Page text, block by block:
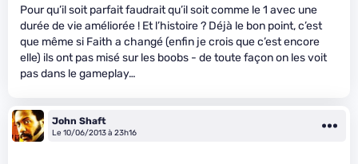
Pour qu’il soit parfait faudrait qu’il soit comme le 1 avec une
durée de vie améliorée ! Et l’histoire ? Déjà le bon point, c’est
que même si Faith a changé (enfin je crois que c’est encore
elle) ils ont pas misé sur les boobs - de toute façon on les voit
pas dans le gameplay…
John Shaft
Le 10/06/2013 à 23h16